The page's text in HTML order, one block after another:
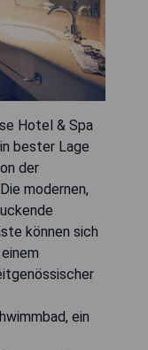
Hotel & Spa
bester Lage
der
modernen,
können sich
ein